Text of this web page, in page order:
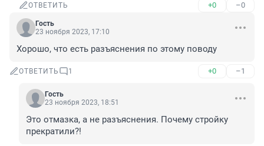
ОТВЕТИТЬ +0 –0
Гость
23 ноября 2023, 17:10
Хорошо, что есть разъяснения по этому поводу
ОТВЕТИТЬ 1 +0 –1
Гость
23 ноября 2023, 18:51
Это отмазка, а не разъяснения. Почему стройку
прекратили?!